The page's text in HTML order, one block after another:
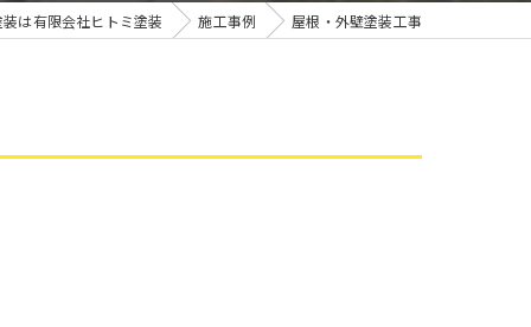
雨漏り
は有限会社ヒトミ塗装 施工事例 屋根・外壁塗装工事